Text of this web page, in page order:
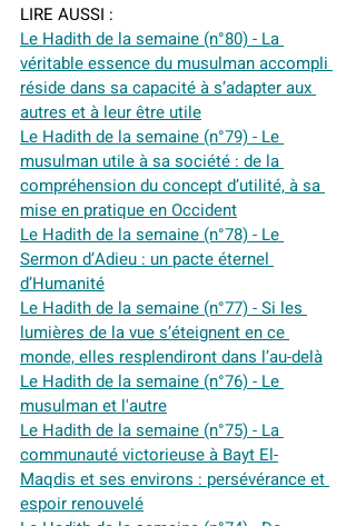
LIRE AUSSI :
Le Hadith de la semaine (n°80) - La
véritable essence du musulman accompli
réside dans sa capacité à s’adapter aux
autres et à leur être utile
Le Hadith de la semaine (n°79) - Le
musulman utile à sa société : de la
compréhension du concept d’utilité, à sa
mise en pratique en Occident
Le Hadith de la semaine (n°78) - Le
Sermon d’Adieu : un pacte éternel
d’Humanité
Le Hadith de la semaine (n°77) - Si les
lumières de la vue s’éteignent en ce
monde, elles resplendiront dans l’au-delà
Le Hadith de la semaine (n°76) - Le
musulman et l'autre
Le Hadith de la semaine (n°75) - La
communauté victorieuse à Bayt El-
Maqdis et ses environs : persévérance et
espoir renouvelé